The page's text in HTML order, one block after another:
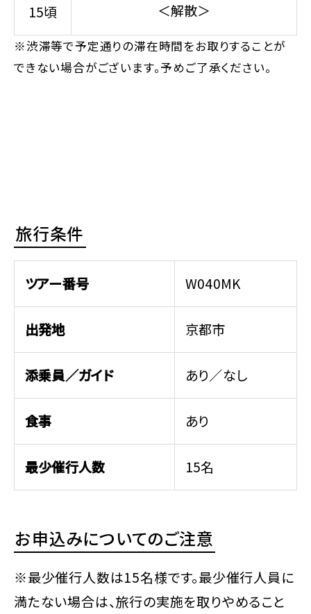
15頃 ＜解散＞
※渋滞等で予定通りの滞在時間をお取りすることが
できない場合がございます。予めご了承ください。
旅行条件
ツアー番号 W040MK
出発地 京都市
添乗員／ガイド あり／なし
食事 あり
最少催行人数 15名
お申込みについてのご注意
※最少催行人数は15名様です。最少催行人員に
満たない場合は、旅行の実施を取りやめること